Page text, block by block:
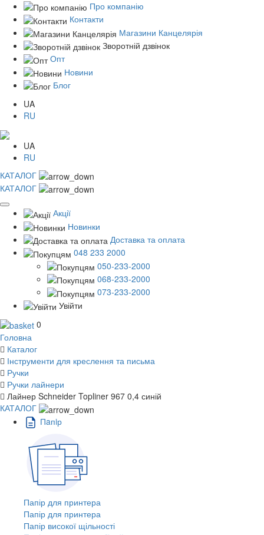
Про компанію
Контакти
Магазини Канцелярія
Зворотній дзвінок
Опт
Новини
Блог
UA
RU
UA
RU
КАТАЛОГ
КАТАЛОГ
Акції
Новинки
Доставка та оплата
048 233 2000
050-233-2000
068-233-2000
073-233-2000
Увійти
0
Головна
Каталог
Інструменти для креслення та письма
Ручки
Ручки лайнери
Лайнер Schneider Topliner 967 0,4 синій
КАТАЛОГ
Пaпiр
Папір для принтера
Папір для принтера
Папір високої щільності